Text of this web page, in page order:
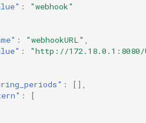
:
"webhook"
: "webhookURL" ,
:
"http://172.18.0.1:8080/
:
[],
:
[